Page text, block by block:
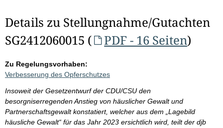
Details zu Stellungnahme/Gutachten
SG2412060015 (
PDF - 16 Seiten)
Zu Regelungsvorhaben:
Verbesserung des Opferschutzes
Insoweit der Gesetzentwurf der CDU/CSU den
besorgniserregenden Anstieg von häuslicher Gewalt und
Partnerschaftsgewalt konstatiert, welcher aus dem „Lagebild
häusliche Gewalt“ für das Jahr 2023 ersichtlich wird, teilt der djb